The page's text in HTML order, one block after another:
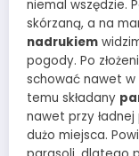
niemal wszędzie.
skórzaną, a na
nadrukiem
pogody. Po
schować nawet w
temu składany
nawet przy
dużo miejsca.